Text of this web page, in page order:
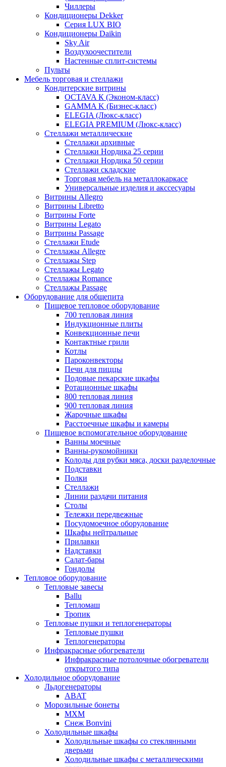
Чиллеры
Кондиционеры Dekker
Серия LUX BIO
Кондиционеры Daikin
Sky Air
Воздухоочестители
Настенные сплит-системы
Пульты
Мебель торговая и стеллажи
Кондитерские витрины
OCTAVA К (Эконом-класс)
GAMMA K (Бизнес-класс)
ELEGIA (Люкс-класс)
ELEGIA PREMIUM (Люкс-класс)
Стеллажи металлические
Стеллажи архивные
Стеллажи Нордика 25 серии
Стеллажи Нордика 50 серии
Стеллажи складские
Торговая мебель на металлокаркасе
Универсальные изделия и акссесуары
Витрины Allegro
Витрины Libretto
Витрины Forte
Витрины Legato
Витрины Passage
Стеллажи Etude
Стеллажы Allegre
Стеллажы Step
Стеллажы Legato
Стеллажы Romance
Стеллажы Passage
Оборудование для общепита
Пищевое тепловое оборудование
700 тепловая линия
Индукционные плиты
Конвекционные печи
Контактные грили
Котлы
Пароконвекторы
Печи для пиццы
Подовые пекарские шкафы
Ротационные шкафы
800 тепловая линия
900 тепловая линия
Жарочные шкафы
Расстоечные шкафы и камеры
Пищевое вспомогательное оборудование
Ванны моечные
Ванны-рукомойники
Колоды для рубки мяса, доски разделочные
Подставки
Полки
Стеллажи
Линии раздачи питания
Столы
Тележки передвежные
Посудомоечное оборудование
Шкафы нейтральные
Прилавки
Надставки
Салат-бары
Гондолы
Тепловое оборудование
Тепловые завесы
Ballu
Тепломаш
Тропик
Тепловые пушки и теплогенераторы
Тепловые пушки
Теплогенераторы
Инфракрасные обогреватели
Инфракрасные потолочные обогреватели
открытого типа
Холодильное оборудование
Льдогенераторы
ABAT
Морозильные бонеты
МХМ
Снеж Bonvini
Холодильные шкафы
Холодильные шкафы cо стеклянными
дверьми
Холодильные шкафы с металлическими